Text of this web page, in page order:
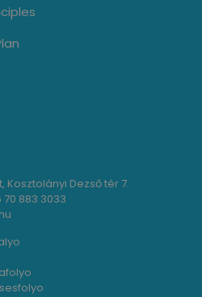
Kosztolányi Dezső tér 7.
883 3033